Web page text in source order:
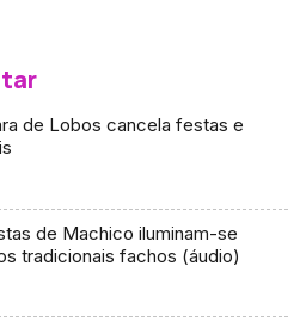
de Lobos cancela festas e
de Machico iluminam-se
tradicionais fachos (áudio)